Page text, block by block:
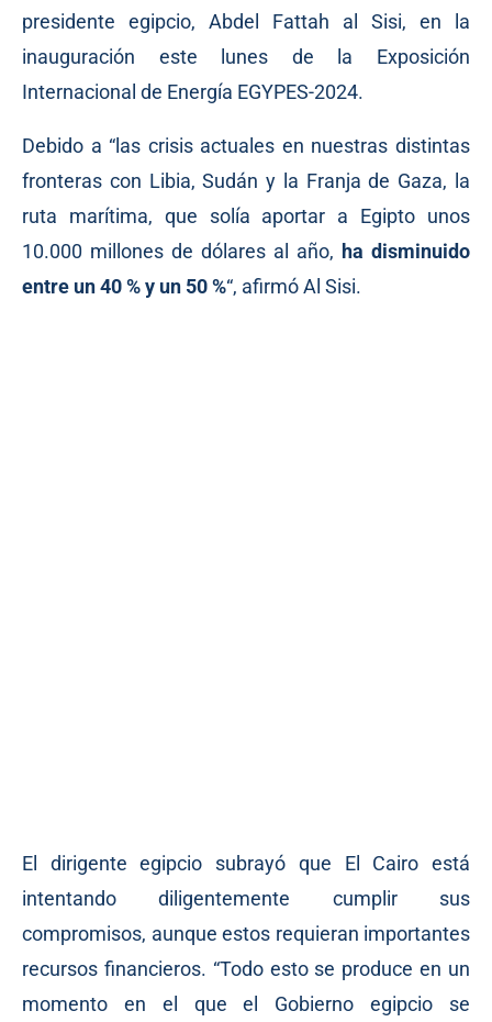
presidente egipcio, Abdel Fattah al Sisi, en la
inauguración este lunes de la Exposición
Internacional de Energía EGYPES-2024.
Debido a “las crisis actuales en nuestras distintas
fronteras con Libia, Sudán y la Franja de Gaza, la
ruta marítima, que solía aportar a Egipto unos
10.000 millones de dólares al año, ha disminuido
entre un 40 % y un 50 %“, afirmóAl Sisi.
El dirigente egipcio subrayó que El Cairo está
intentando diligentemente cumplir sus
compromisos, aunque estos requieran importantes
recursos financieros. “Todo esto se produce en un
momento en el que el Gobierno egipcio se